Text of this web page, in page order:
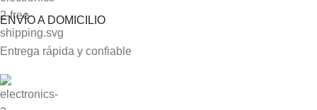
ENVÍO A DOMICILIO
Entrega rápida y confiable